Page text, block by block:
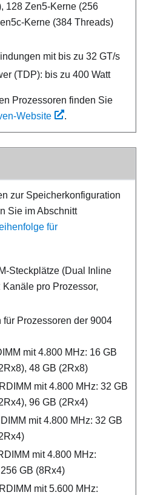
128 Zen5-Kerne (256
Kerne (384 Threads)
mit bis zu 32 GT/s
(TDP): bis zu 400 Watt
Prozessoren finden Sie
Website .
zur Speicherkonfiguration
Sie im Abschnitt
für
Steckplätze (Dual Inline
pro Prozessor,
Prozessoren der 9004
mit 4.800 MHz: 16 GB
48 GB (2Rx8)
mit 4.800 MHz: 32 GB
96 GB (2Rx4)
mit 4.800 MHz: 32 GB
mit 4.800 MHz:
GB (8Rx4)
mit 5.600 MHz: